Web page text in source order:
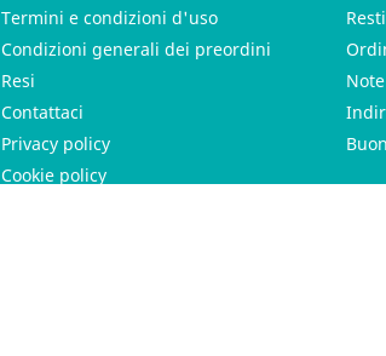
Termini e condizioni d'uso
Condizioni generali dei preordini
Resi
Contattaci
Privacy policy
Cookie policy